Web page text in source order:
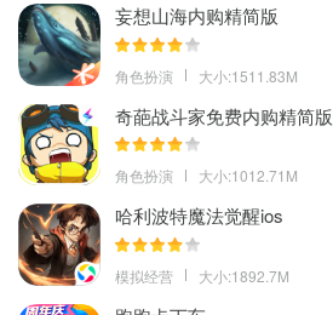
妄想山海内购精简版
角色扮演 大小:1511.83M
奇葩战斗家免费内购精简版
角色扮演 大小:1012.71M
哈利波特魔法觉醒ios
模拟经营 大小:1892.7M